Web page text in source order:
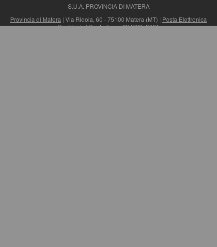
S.U.A. PROVINCIA DI MATERA
Provincia di Matera | Via Ridola, 60 - 75100 Matera (MT) | Posta Elettronica
Certificata| Centralino: +39 0835 3061